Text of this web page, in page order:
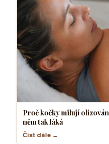
Proč kočky milují
něm tak láká
Číst dále →